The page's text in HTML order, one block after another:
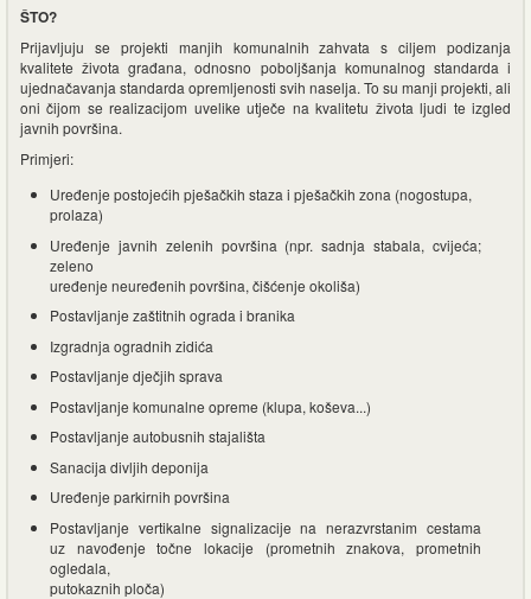
ŠTO?
Prijavljuju se projekti manjih komunalnih zahvata s ciljem podizanja
kvalitete života građana, odnosno poboljšanja komunalnog standarda i
ujednačavanja standarda opremljenosti svih naselja. To su manji projekti, ali
oni čijom se realizacijom uvelike utječe na kvalitetu života ljudi te izgled
javnih površina.
Primjeri:
Uređenje postojećih pješačkih staza i pješačkih zona (nogostupa,
prolaza)
Uređenje javnih zelenih površina (npr. sadnja stabala, cvijeća;
zeleno
uređenje neuređenih površina, čišćenje okoliša)
Postavljanje zaštitnih ograda i branika
Izgradnja ogradnih zidića
Postavljanje dječjih sprava
Postavljanje komunalne opreme (klupa, koševa...)
Postavljanje autobusnih stajališta
Sanacija divljih deponija
Uređenje parkirnih površina
Postavljanje vertikalne signalizacije na nerazvrstanim cestama
uz navođenje točne lokacije (prometnih znakova, prometnih
ogledala,
putokaznih ploča)